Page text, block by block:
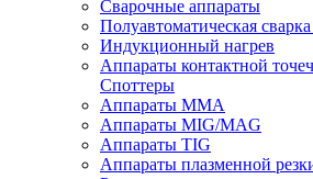
Сварочные аппараты
Полуавтоматическая
Индукционный нагрев
Аппараты контактной
Споттеры
Аппараты MMA
Аппараты MIG/MAG
Аппараты TIG
Аппараты плазменной